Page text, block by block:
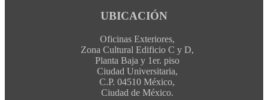
UBICACIÓN
Oficinas Exteriores,
Zona Cultural Edificio C y D,
Planta Baja y 1er. piso
Ciudad Universitaria,
C.P. 04510 México,
Ciudad de México.